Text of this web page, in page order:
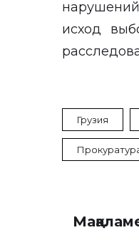
исход
Грузия